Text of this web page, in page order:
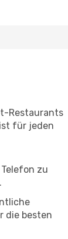
Restaurants
für jeden
zu
die besten